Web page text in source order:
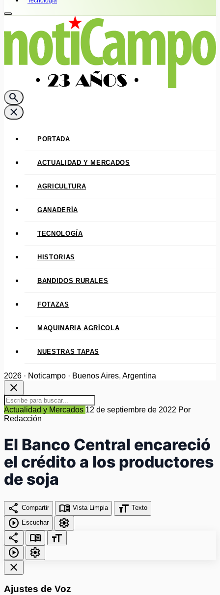
search
close
PORTADA
ACTUALIDAD Y MERCADOS
AGRICULTURA
GANADERÍA
TECNOLOGÍA
HISTORIAS
BANDIDOS RURALES
FOTAZAS
MAQUINARIA AGRÍCOLA
NUESTRAS TAPAS
2026 · Noticampo · Buenos Aires, Argentina
close
Actualidad y Mercados 12 de septiembre de 2022 Por
Redacción
El Banco Central encareció
el crédito a los productores
de soja
share Compartir menu_book Vista Limpia format_size Texto
play_circle Escuchar
settings
share
menu_book
format_size
play_circle
settings
close
Ajustes de Voz